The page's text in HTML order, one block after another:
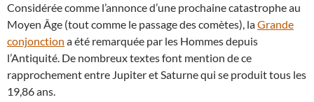
Considérée comme l’annonce d’une prochaine catastrophe au
Moyen Âge (tout comme le passage des comètes), laGrande
conjonction a été remarquée par les Hommes depuis
l’Antiquité. De nombreux textes font mention de ce
rapprochement entre Jupiter et Saturne qui se produit tous les
19,86 ans.